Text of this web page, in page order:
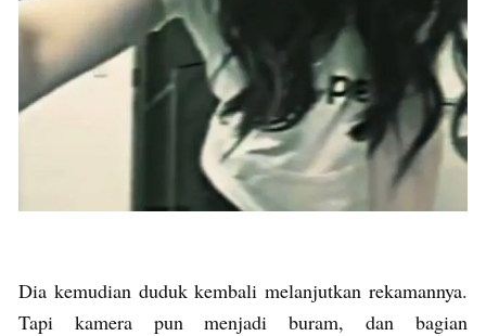
Dia kemudian duduk kembali melanjutkan rekamannya.
Tapi kamera pun menjadi buram, dan bagian